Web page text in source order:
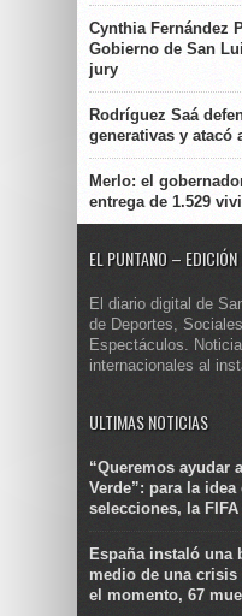
Cynthia Fernández
Gobierno de San
jury
Rodríguez Saá
generativas y atacó
Merlo: el
entrega de 1.529
EL PUNTANO –
El diario digital de
de Deportes,
Espectáculos.
internacionales al
ULTIMAS NOTICIAS
“Queremos ayudar
Verde”: para la
selecciones, la
España instaló una
medio de una crisis
el momento, 67